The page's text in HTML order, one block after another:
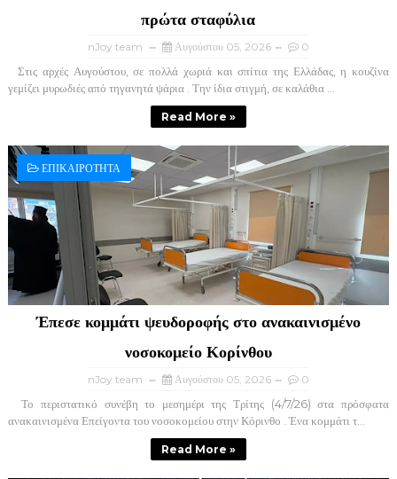
πρώτα σταφύλια
nJoy team Αυγούστου 05, 2026 0
Στις αρχές Αυγούστου, σε πολλά χωριά και σπίτια της Ελλάδας, η κουζίνα
γεμίζει μυρωδιές από τηγανητά ψάρια . Την ίδια στιγμή, σε καλάθια ...
Read More »
ΕΠΙΚΑΙΡΟΤΗΤΑ
Έπεσε κομμάτι ψευδοροφής στο ανακαινισμένο
νοσοκομείο Κορίνθου
nJoy team Αυγούστου 05, 2026 0
Το περιστατικό συνέβη το μεσημέρι της Τρίτης (4/7/26) στα πρόσφατα
ανακαινισμένα Επείγοντα του νοσοκομείου στην Κόρινθο . Ένα κομμάτι τ...
Read More »